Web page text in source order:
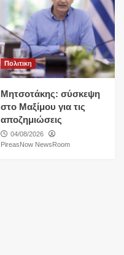
Πολιτικη
Μητσοτάκης: σύσκεψη
στο Μαξίμου για τις
αποζημιώσεις
04/08/2026
PireasNow NewsRoom